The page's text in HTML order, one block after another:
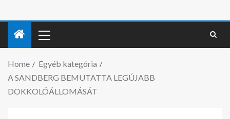
Home
Egyéb kategória
A SANDBERG BEMUTATTA LEGÚJABB
DOKKOLÓÁLLOMÁSÁT